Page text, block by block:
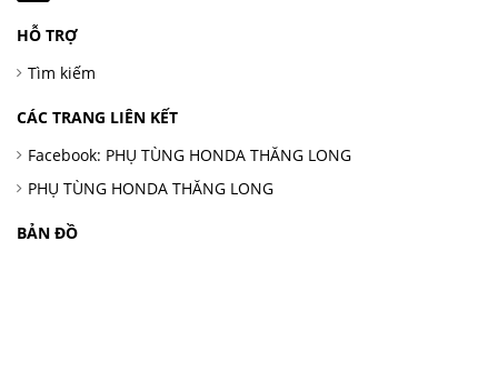
HỖ TRỢ
Tìm kiếm
CÁC TRANG LIÊN KẾT
Facebook: PHỤ TÙNG HONDA THĂNG LONG
PHỤ TÙNG HONDA THĂNG LONG
BẢN ĐỒ